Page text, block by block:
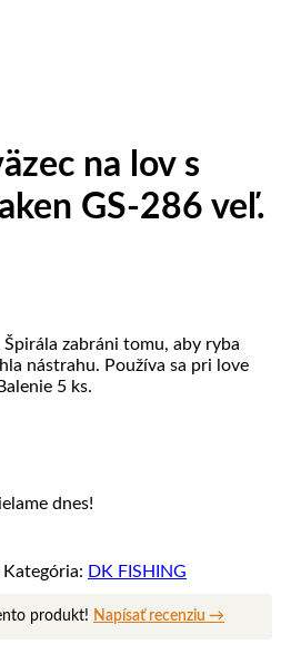
na lov s
GS-286 veľ.
zabráni tomu, aby ryba
nástrahu. Používa sa pri love
5 ks.
dnes!
Kategória: DK FISHING
produkt! Napísať recenziu →